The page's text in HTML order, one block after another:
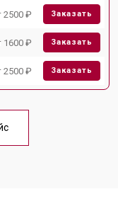
2500 ₽ Заказать
1600 ₽ Заказать
2500 ₽ Заказать